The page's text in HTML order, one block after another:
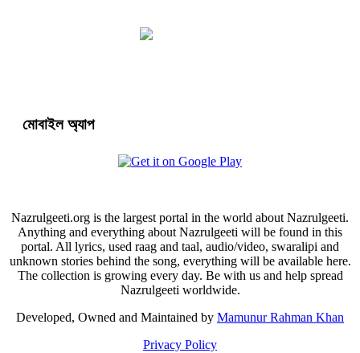
মোবাইল অ্যাপ
Nazrulgeeti.org is the largest portal in the world about Nazrulgeeti.
Anything and everything about Nazrulgeeti will be found in this
portal. All lyrics, used raag and taal, audio/video, swaralipi and
unknown stories behind the song, everything will be available here.
The collection is growing every day. Be with us and help spread
Nazrulgeeti worldwide.
Developed, Owned and Maintained by Mamunur Rahman Khan
Privacy Policy